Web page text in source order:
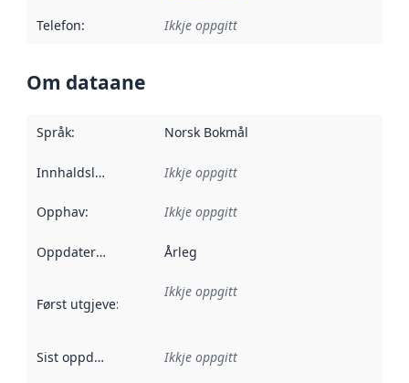
Telefon: Ikkje oppgitt
Om dataane
Språk: Norsk Bokmål
Innhaldsleverandørar :
Ikkje oppgitt
Opphav: Ikkje oppgitt
Oppdateringsfrekvens :
Årleg
Først utgjeve: Denne datoen seier når dataa i dette
Ikkje oppgitt
Sist oppdatert Ikkje oppgitt